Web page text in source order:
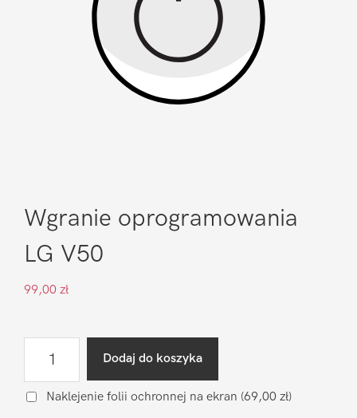
Wgranie oprogramowania
LG V50
99,00 zł
oprogramowania
Dodaj do koszyka
Naklejenie folii ochronnej na ekran (69,00 zł)